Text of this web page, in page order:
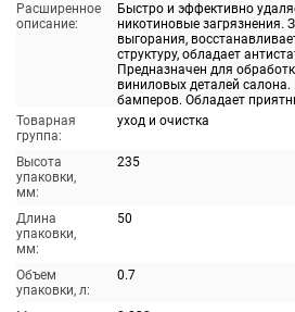
Расширенное
описание:
Быстро и эффективно
никотиновые загрязнения.
выгорания,
структуру, обладает
Предназначен для
виниловых деталей
бамперов. Обладает
Товарная
группа:
уход и очистка
Высота
упаковки,
мм:
235
Длина
упаковки,
мм:
50
Объем
упаковки, л:
0.7